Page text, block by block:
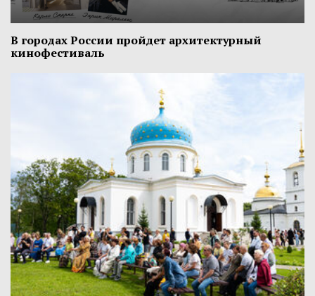
В городах России пройдет архитектурный
кинофестиваль